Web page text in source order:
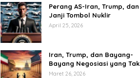
Perang AS-Iran, Trump, dan
Janji Tombol Nuklir
April 25, 2026
Iran, Trump, dan Bayang-
Bayang Negosiasi yang Tak
Pernah Usai
Maret 26, 2026